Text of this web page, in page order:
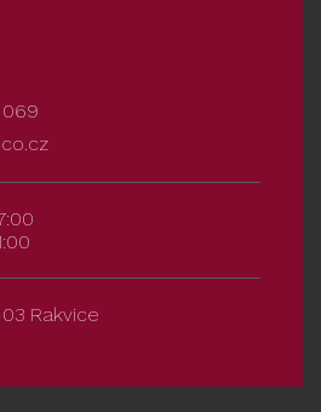
Rakvice